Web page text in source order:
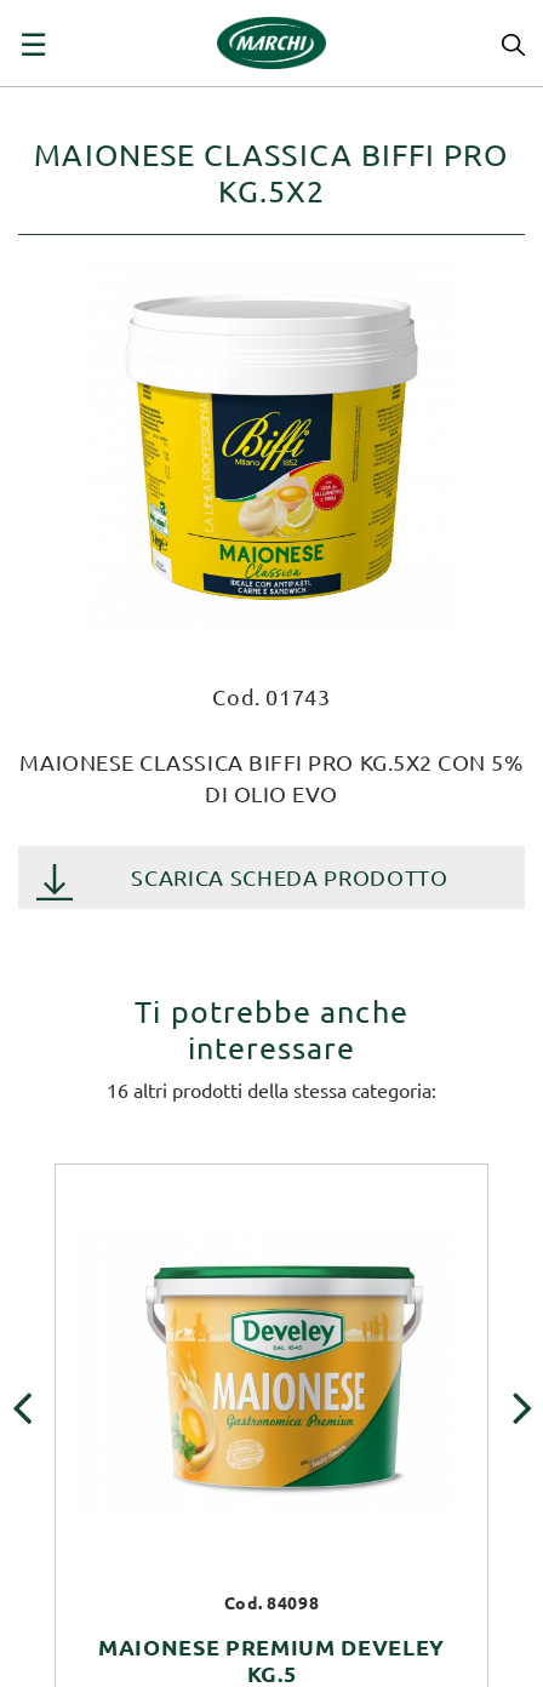
navigazione
☰
MAIONESE CLASSICA BIFFI PRO
KG.5X2
Cod. 01743
MAIONESE CLASSICA BIFFI PRO KG.5X2 CON 5%
DI OLIO EVO
SCARICA SCHEDA PRODOTTO
Ti potrebbe anche
interessare
16 altri prodotti della stessa categoria:
Cod. 84098
MAIONESE PREMIUM DEVELEY
KG.5